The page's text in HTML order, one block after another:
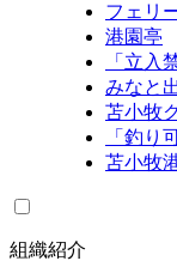
フェリ
港園亭
「立入
みなと
苫小牧
「釣り
苫小牧
組織紹介